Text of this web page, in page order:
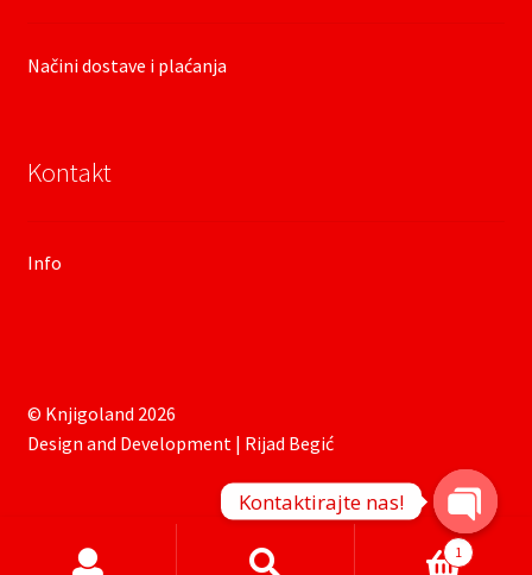
Načini dostave i plaćanja
Kontakt
Info
© Knjigoland 2026
Design and Development | Rijad Begić
Products
search
1
Kontaktirajte nas!
O